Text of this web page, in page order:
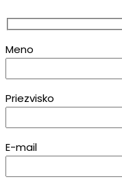
Meno
Priezvisko
E-mail